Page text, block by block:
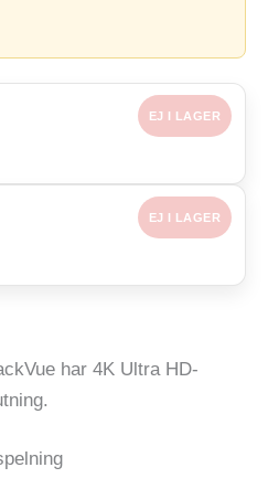
EJ I LAGER
EJ I LAGER
har 4K Ultra HD-